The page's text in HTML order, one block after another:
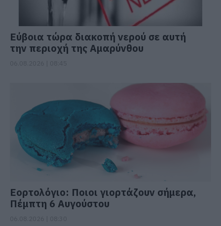
Εύβοια τώρα διακοπή νερού σε αυτή
την περιοχή της Αμαρύνθου
Εορτολόγιο: Ποιοι γιορτάζουν σήμερα,
Πέμπτη 6 Αυγούστου